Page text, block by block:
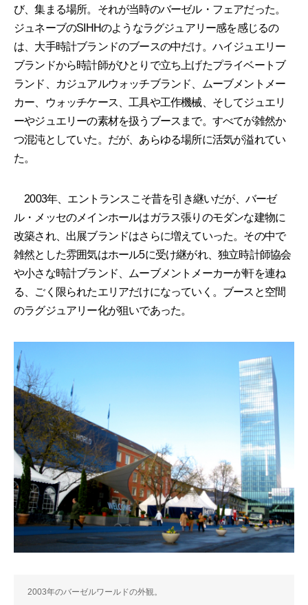
び、集まる場所。それが当時のバーゼル・フェアだった。
ジュネーブのSIHHのようなラグジュアリー感を感じるの
は、大手時計ブランドのブースの中だけ。ハイジュエリー
ブランドから時計師がひとりで立ち上げたプライベートブ
ランド、カジュアルウォッチブランド、ムーブメントメー
カー、ウォッチケース、工具や工作機械、そしてジュエリ
ーやジュエリーの素材を扱うブースまで。すべてが雑然か
つ混沌としていた。だが、あらゆる場所に活気が溢れてい
た。
2003年、エントランスこそ昔を引き継いだが、バーゼ
ル・メッセのメインホールはガラス張りのモダンな建物に
改築され、出展ブランドはさらに増えていった。その中で
雑然とした雰囲気はホール5に受け継がれ、独立時計師協会
や小さな時計ブランド、ムーブメントメーカーが軒を連ね
る、ごく限られたエリアだけになっていく。ブースと空間
のラグジュアリー化が狙いであった。
2003年のバーゼルワールドの外観。